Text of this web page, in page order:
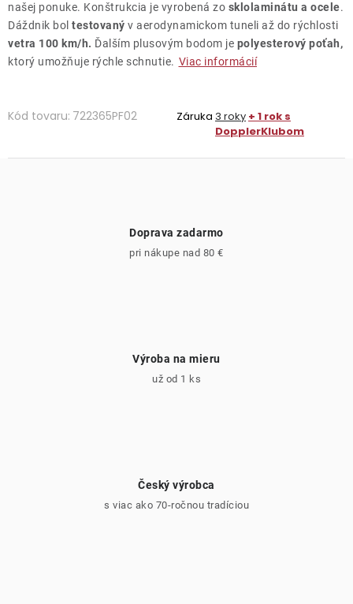
našej ponuke. Konštrukcia je vyrobená zo sklolaminátu a ocele.
Dáždnik bol testovaný v aerodynamickom tuneli až do rýchlosti
vetra 100 km/h. Ďalším plusovým bodom je polyesterový poťah,
ktorý umožňuje rýchle schnutie. Viac informácií
Kód tovaru: 722365PF02 Záruka 3 roky + 1 rok s
DopplerKlubom
Doprava zadarmo
pri nákupe nad 80 €
Výroba na mieru
už od 1 ks
Český výrobca
s viac ako 70-ročnou tradíciou